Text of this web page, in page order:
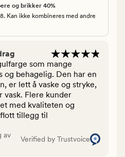
og brikker 40%
Kan ikke kombineres med andre
som mange
og behagelig. Den har en
er lett å vaske og stryke,
vask. Flere kunder
med kvaliteten og
tillegg til
av
Verified by Trustvoice